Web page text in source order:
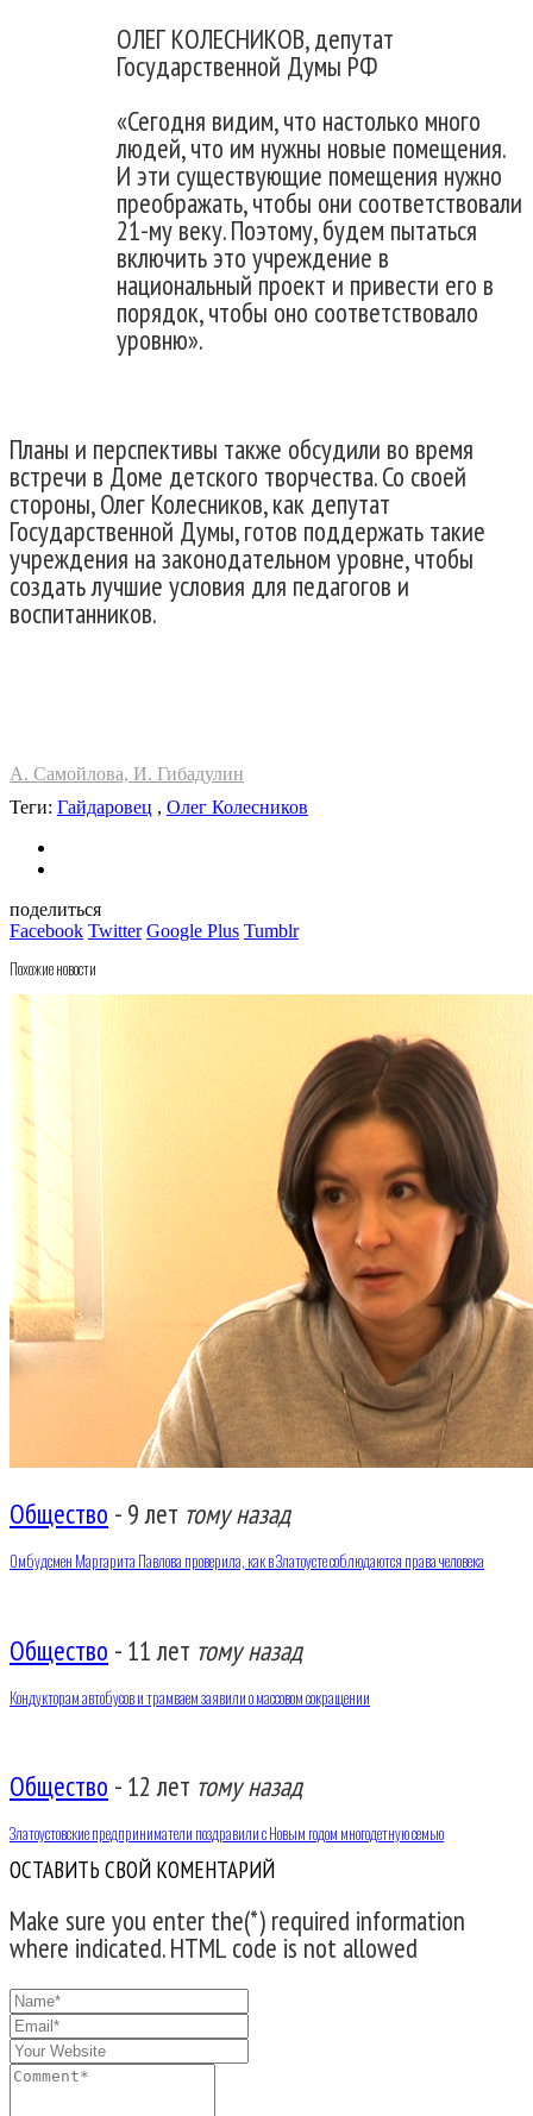
ОЛЕГ КОЛЕСНИКОВ, депутат
Государственной Думы РФ
«Сегодня видим, что настолько много
людей, что им нужны новые помещения.
И эти существующие помещения нужно
преображать, чтобы они соответствовали
21-му веку. Поэтому, будем пытаться
включить это учреждение в
национальный проект и привести его в
порядок, чтобы оно соответствовало
уровню».
Планы и перспективы также обсудили во время
встречи в Доме детского творчества. Со своей
стороны, Олег Колесников, как депутат
Государственной Думы, готов поддержать такие
учреждения на законодательном уровне, чтобы
создать лучшие условия для педагогов и
воспитанников.
А. Самойлова, И. Гибадулин
Теги: Гайдаровец , Олег Колесников
поделиться
Facebook Twitter Google Plus Tumblr
Похожие новости
Общество - 9 лет тому назад
Омбудсмен Маргарита Павлова проверила, как в Златоусте соблюдаются права человека
Общество - 11 лет тому назад
Кондукторам автобусов и трамваем заявили о массовом сокращении
Общество - 12 лет тому назад
Златоустовские предприниматели поздравили с Новым годом многодетную семью
ОСТАВИТЬ СВОЙ КОМЕНТАРИЙ
Make sure you enter the(*) required information
where indicated. HTML code is not allowed